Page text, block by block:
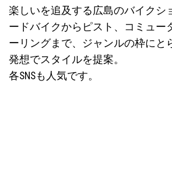
楽しいを追及する広島のバイクシ
ードバイクからピスト、コミュー
ーリングまで、ジャンルの枠にと
発想でスタイルを提案。
各SNSも人気です。